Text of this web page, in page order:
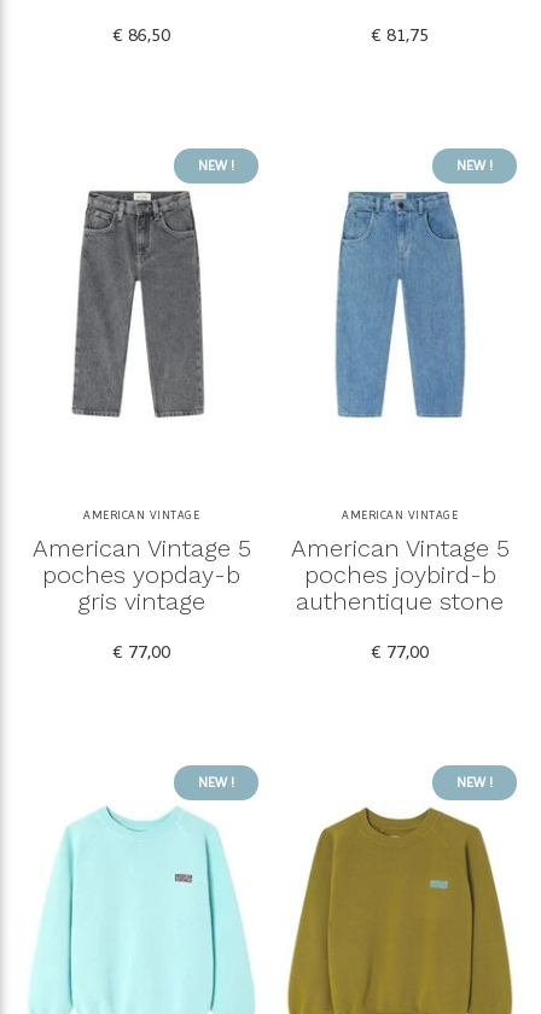
€ 86,50 € 81,75
NEW !
AMERICAN VINTAGE
American Vintage 5
poches yopday-b
gris vintage
€ 77,00
NEW !
AMERICAN VINTAGE
American Vintage 5
poches joybird-b
authentique stone
€ 77,00
NEW ! NEW !